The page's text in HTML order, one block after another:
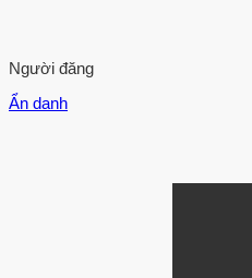
Người đăng
Ẩn danh